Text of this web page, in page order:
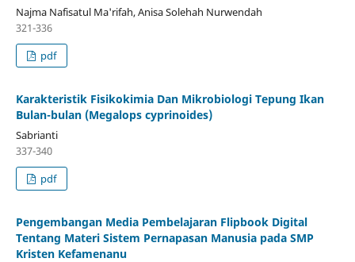
Najma Nafisatul Ma'rifah, Anisa Solehah Nurwendah
321-336
pdf
Karakteristik Fisikokimia Dan Mikrobiologi Tepung Ikan
Bulan-bulan (Megalops cyprinoides)
Sabrianti
337-340
pdf
Pengembangan Media Pembelajaran Flipbook Digital
Tentang Materi Sistem Pernapasan Manusia pada SMP
Kristen Kefamenanu